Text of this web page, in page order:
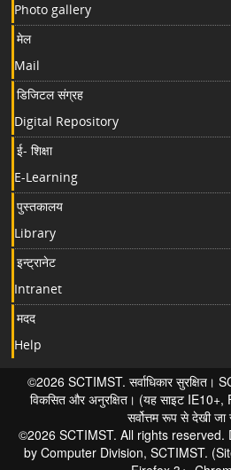
Photo gallery
मेल
Mail
डिजिटल संग्रह
Digital Repository
ई- शिक्षा
E-Learning
पुस्तकालय
Library
इन्ट्रानेट
Intranet
मदद
Help
©2026 SCTIMST. सर्वाधिकार सुरक्षित।
विकसित और अनुरक्षित। (यह साइट
सर्वोत्तम रूप से देखी
©2026 SCTIMST. All rights reserved.
by Computer Division, SCTIMST.